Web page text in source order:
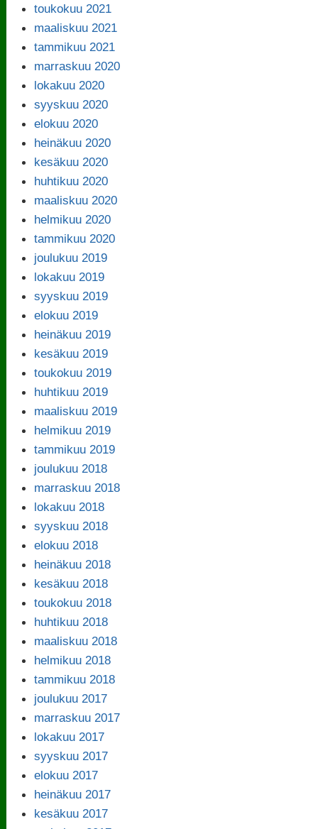
toukokuu 2021
maaliskuu 2021
tammikuu 2021
marraskuu 2020
lokakuu 2020
syyskuu 2020
elokuu 2020
heinäkuu 2020
kesäkuu 2020
huhtikuu 2020
maaliskuu 2020
helmikuu 2020
tammikuu 2020
joulukuu 2019
lokakuu 2019
syyskuu 2019
elokuu 2019
heinäkuu 2019
kesäkuu 2019
toukokuu 2019
huhtikuu 2019
maaliskuu 2019
helmikuu 2019
tammikuu 2019
joulukuu 2018
marraskuu 2018
lokakuu 2018
syyskuu 2018
elokuu 2018
heinäkuu 2018
kesäkuu 2018
toukokuu 2018
huhtikuu 2018
maaliskuu 2018
helmikuu 2018
tammikuu 2018
joulukuu 2017
marraskuu 2017
lokakuu 2017
syyskuu 2017
elokuu 2017
heinäkuu 2017
kesäkuu 2017